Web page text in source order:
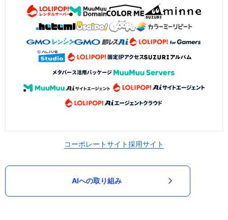
コーポレートサイト採用サイト
AIへの取り組み